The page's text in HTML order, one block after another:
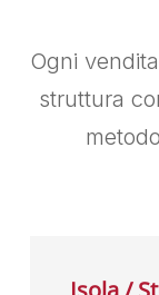
Ogni
struttura